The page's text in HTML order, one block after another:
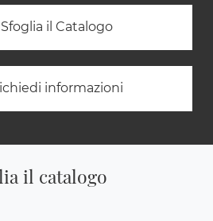
Sfoglia il Catalogo
informazioni
il catalogo